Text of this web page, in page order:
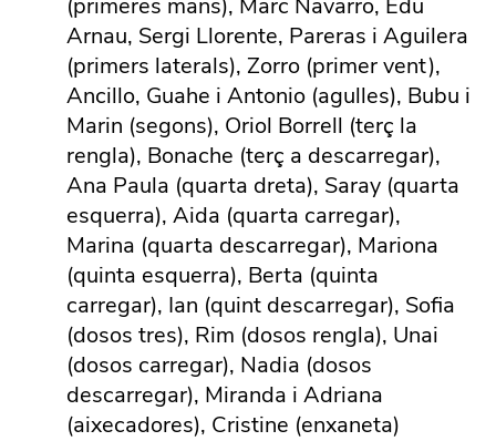
Arnau, Sergi Llorente, Pareras i Aguilera
(primers laterals), Zorro (primer vent),
Ancillo, Guahe i Antonio (agulles), Bubu i
Marin (segons), Oriol Borrell (terç la
rengla), Bonache (terç a descarregar),
Ana Paula (quarta dreta), Saray (quarta
esquerra), Aida (quarta carregar),
Marina (quarta descarregar), Mariona
(quinta esquerra), Berta (quinta
carregar), Ian (quint descarregar), Sofia
(dosos tres), Rim (dosos rengla), Unai
(dosos carregar), Nadia (dosos
descarregar), Miranda i Adriana
(aixecadores), Cristine (enxaneta)